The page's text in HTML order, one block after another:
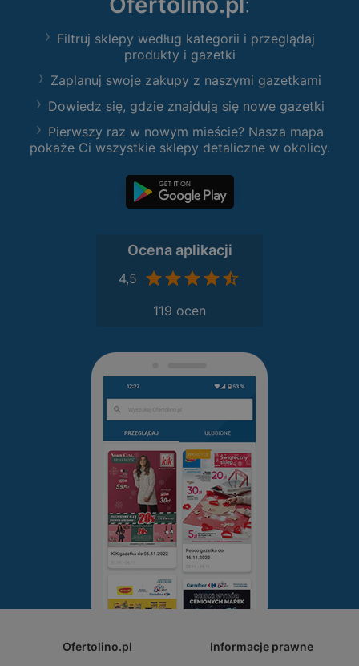
Filtruj sklepy według kategorii i przeglądaj
produkty i gazetki
Zaplanuj swoje zakupy z naszymi gazetkami
Dowiedz się, gdzie znajdują się nowe gazetki
Pierwszy raz w nowym mieście? Nasza mapa
pokaże Ci wszystkie sklepy detaliczne w okolicy.
Ocena aplikacji
4,5
119 ocen
Ofertolino.pl Informacje prawne